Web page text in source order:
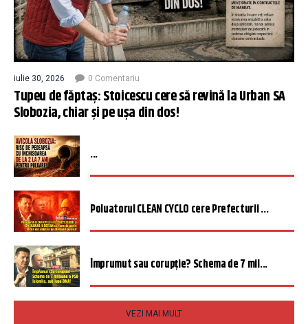
iulie 30, 2026 0 Comentariu
Tupeu de făptaș: Stoicescu cere să revină la Urban SA
Slobozia, chiar și pe ușa din dos!
...
Poluatorul CLEAN CYCLO cere Prefecturii ...
Împrumut sau corupție? Schema de 7 mil...
VEZI MAI MULT